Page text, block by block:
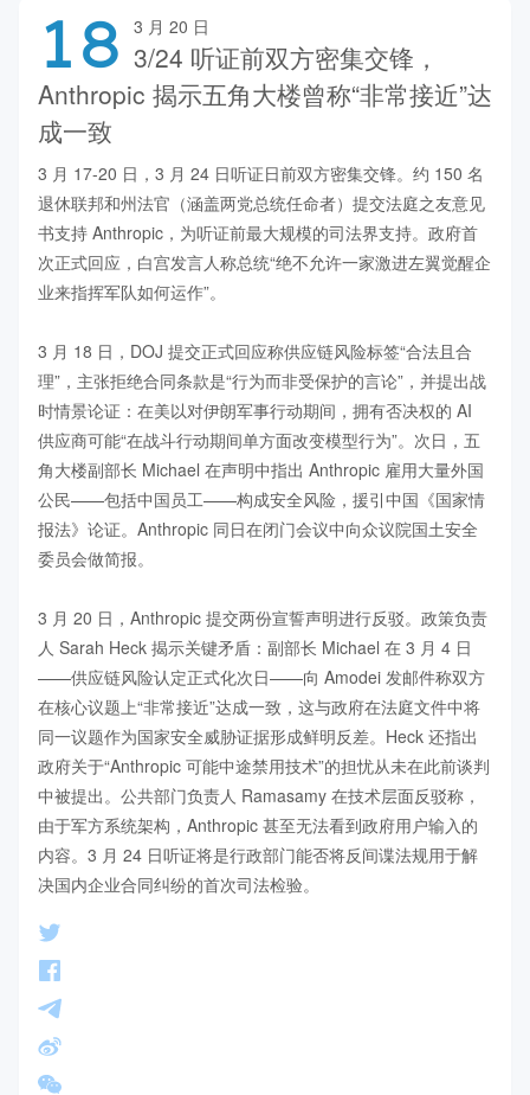
18 3 月 20 日
3/24 听证前双方密集交锋，
Anthropic 揭示五角大楼曾称“非常接近”达
成一致
3 月 17-20 日，3 月 24 日听证日前双方密集交锋。约 150 名
退休联邦和州法官（涵盖两党总统任命者）提交法庭之友意见
书支持 Anthropic，为听证前最大规模的司法界支持。政府首
次正式回应，白宫发言人称总统“绝不允许一家激进左翼觉醒企
业来指挥军队如何运作”。
3 月 18 日，DOJ 提交正式回应称供应链风险标签“合法且合
理”，主张拒绝合同条款是“行为而非受保护的言论”，并提出战
时情景论证：在美以对伊朗军事行动期间，拥有否决权的 AI
供应商可能“在战斗行动期间单方面改变模型行为”。次日，五
角大楼副部长 Michael 在声明中指出 Anthropic 雇用大量外国
公民——包括中国员工——构成安全风险，援引中国《国家情
报法》论证。Anthropic 同日在闭门会议中向众议院国土安全
委员会做简报。
3 月 20 日，Anthropic 提交两份宣誓声明进行反驳。政策负责
人 Sarah Heck 揭示关键矛盾：副部长 Michael 在 3 月 4 日
——供应链风险认定正式化次日——向 Amodei 发邮件称双方
在核心议题上“非常接近”达成一致，这与政府在法庭文件中将
同一议题作为国家安全威胁证据形成鲜明反差。Heck 还指出
政府关于“Anthropic 可能中途禁用技术”的担忧从未在此前谈判
中被提出。公共部门负责人 Ramasamy 在技术层面反驳称，
由于军方系统架构，Anthropic 甚至无法看到政府用户输入的
内容。3 月 24 日听证将是行政部门能否将反间谍法规用于解
决国内企业合同纠纷的首次司法检验。